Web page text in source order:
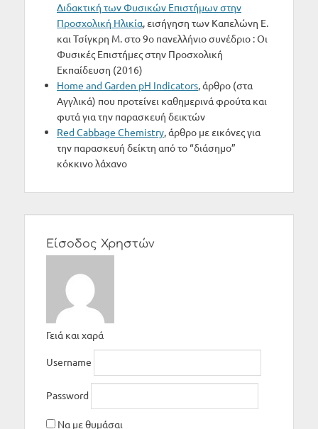
Διδακτική των Φυσικών Επιστήμων στην
Προσχολική Ηλικία, εισήγηση των Καπελώνη Ε.
και Τσίγκρη Μ. στο 9ο πανελλήνιο συνέδριο : Οι
Φυσικές Επιστήμες στην Προσχολική
Εκπαίδευση (2016)
Home and Garden pH Indicators, άρθρο (στα
Αγγλικά) που προτείνει καθημερινά φρούτα και
φυτά για την παρασκευή δεικτών
Red Cabbage Chemistry, άρθρο με εικόνες για
την παρασκευή δείκτη από το “διάσημο”
κόκκινο λάχανο
Είσοδος Χρηστών
Γειά και χαρά
Username
Password
Να με θυμάσαι